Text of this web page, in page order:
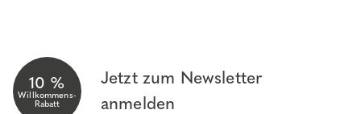
10 %
Willkommens-
Rabatt
Jetzt zum Newsletter
anmelden